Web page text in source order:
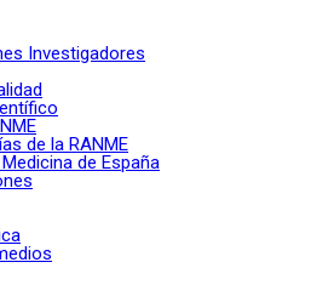
Investigadores
de la RANME
de España